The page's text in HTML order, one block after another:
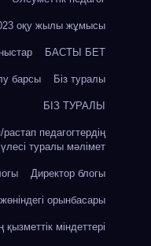
оқу жылы жұмысы
БАСТЫ БЕТ
барсы Біз туралы
БІЗ ТУРАЛЫ
педагогтердің
туралы мәлімет
Директор блогы
жөніндегі орынбасары
міндеттері